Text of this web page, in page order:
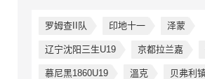
罗姆查II队 印地十一 泽蒙
辽宁沈阳三生U19 京都拉兰嘉
慕尼黑1860U19 溫克 贝弗利